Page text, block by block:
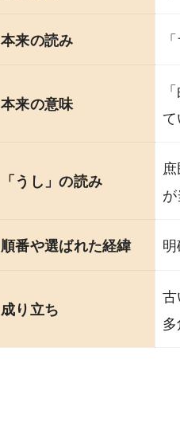
本来の読み
本来の意味
「うし」の読み
順番や選ばれた経緯
成り立ち